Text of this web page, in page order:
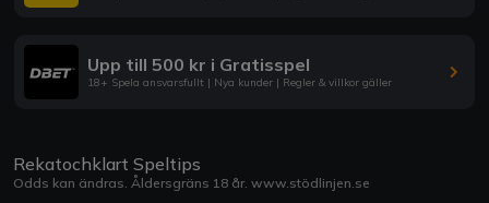
Upp till 500 kr i Gratisspel
18+ Spela ansvarsfullt | Nya kunder | Regler & villkor gäller
Rekatochklart Speltips
Odds kan ändras. Åldersgräns 18 år. www.stödlinjen.se